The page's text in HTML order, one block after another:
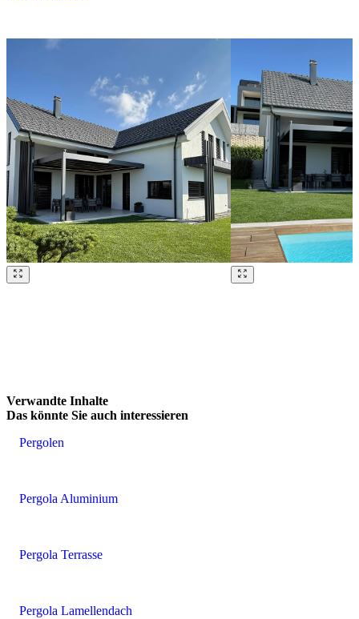
Verwandte Inhalte
Das könnte Sie auch interessieren
Pergolen
Pergola Aluminium
Pergola Terrasse
Pergola Lamellendach